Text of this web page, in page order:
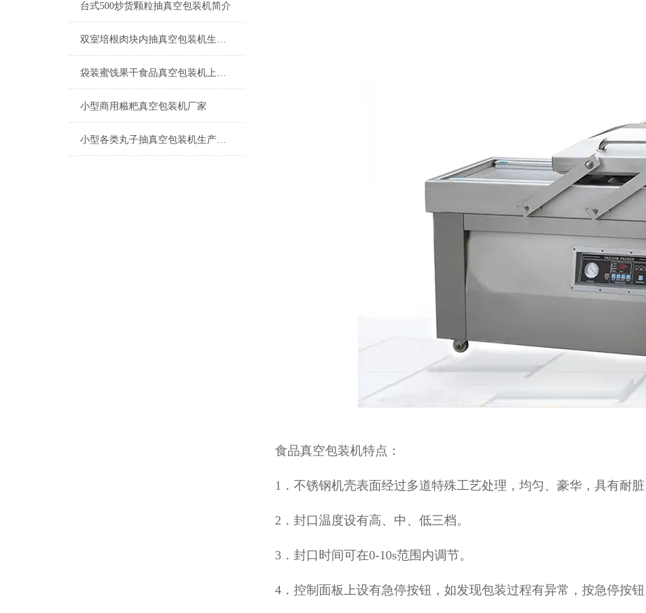
台式500炒货颗粒抽真空包装机简介
双室培根肉块内抽真空包装机生产厂家
袋装蜜饯果干食品真空包装机上海厂家
小型商用糍粑真空包装机厂家
小型各类丸子抽真空包装机生产厂家
食品真空包装机特点：
1．不锈钢机壳表面经过多道特殊工艺处理，均匀、豪华，具有耐脏
2．封口温度设有高、中、低三档。
3．封口时间可在0-10s范围内调节。
4．控制面板上设有急停按钮，如发现包装过程有异常，按急停按钮